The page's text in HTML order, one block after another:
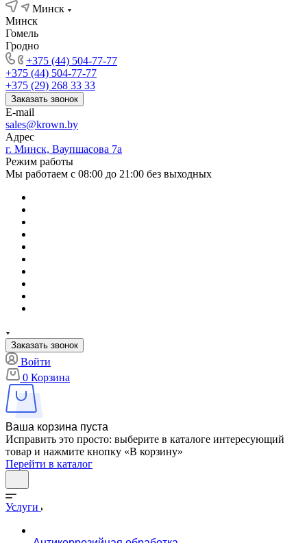
Минск
Минск
Гомель
Гродно
+375 (44) 504-77-77
+375 (44) 504-77-77
+375 (29) 268 33 33
Заказать звонок
E-mail
sales@krown.by
Адрес
г. Минск, Ваупшасова 7а
Режим работы
Мы работаем с 08:00 до 21:00 без выходных
Заказать звонок
Войти
0 Корзина
Ваша корзина пуста
Исправить это просто: выберите в каталоге интересующий
товар и нажмите кнопку «В корзину»
Перейти в каталог
Услуги